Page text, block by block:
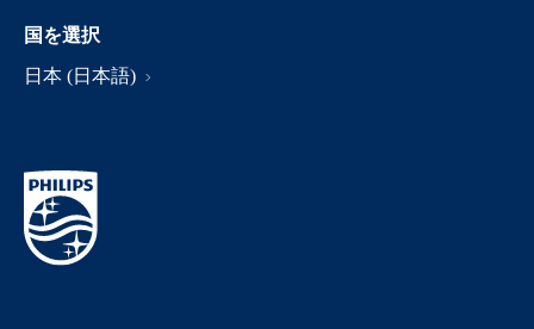
国を選択
日本 (日本語)